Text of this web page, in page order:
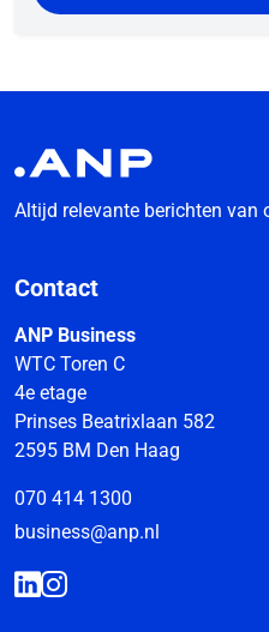
Altijd relevante berichten van
Contact
ANP Business
WTC Toren C
4e etage
Prinses Beatrixlaan 582
2595 BM Den Haag
070 414 1300
business@anp.nl